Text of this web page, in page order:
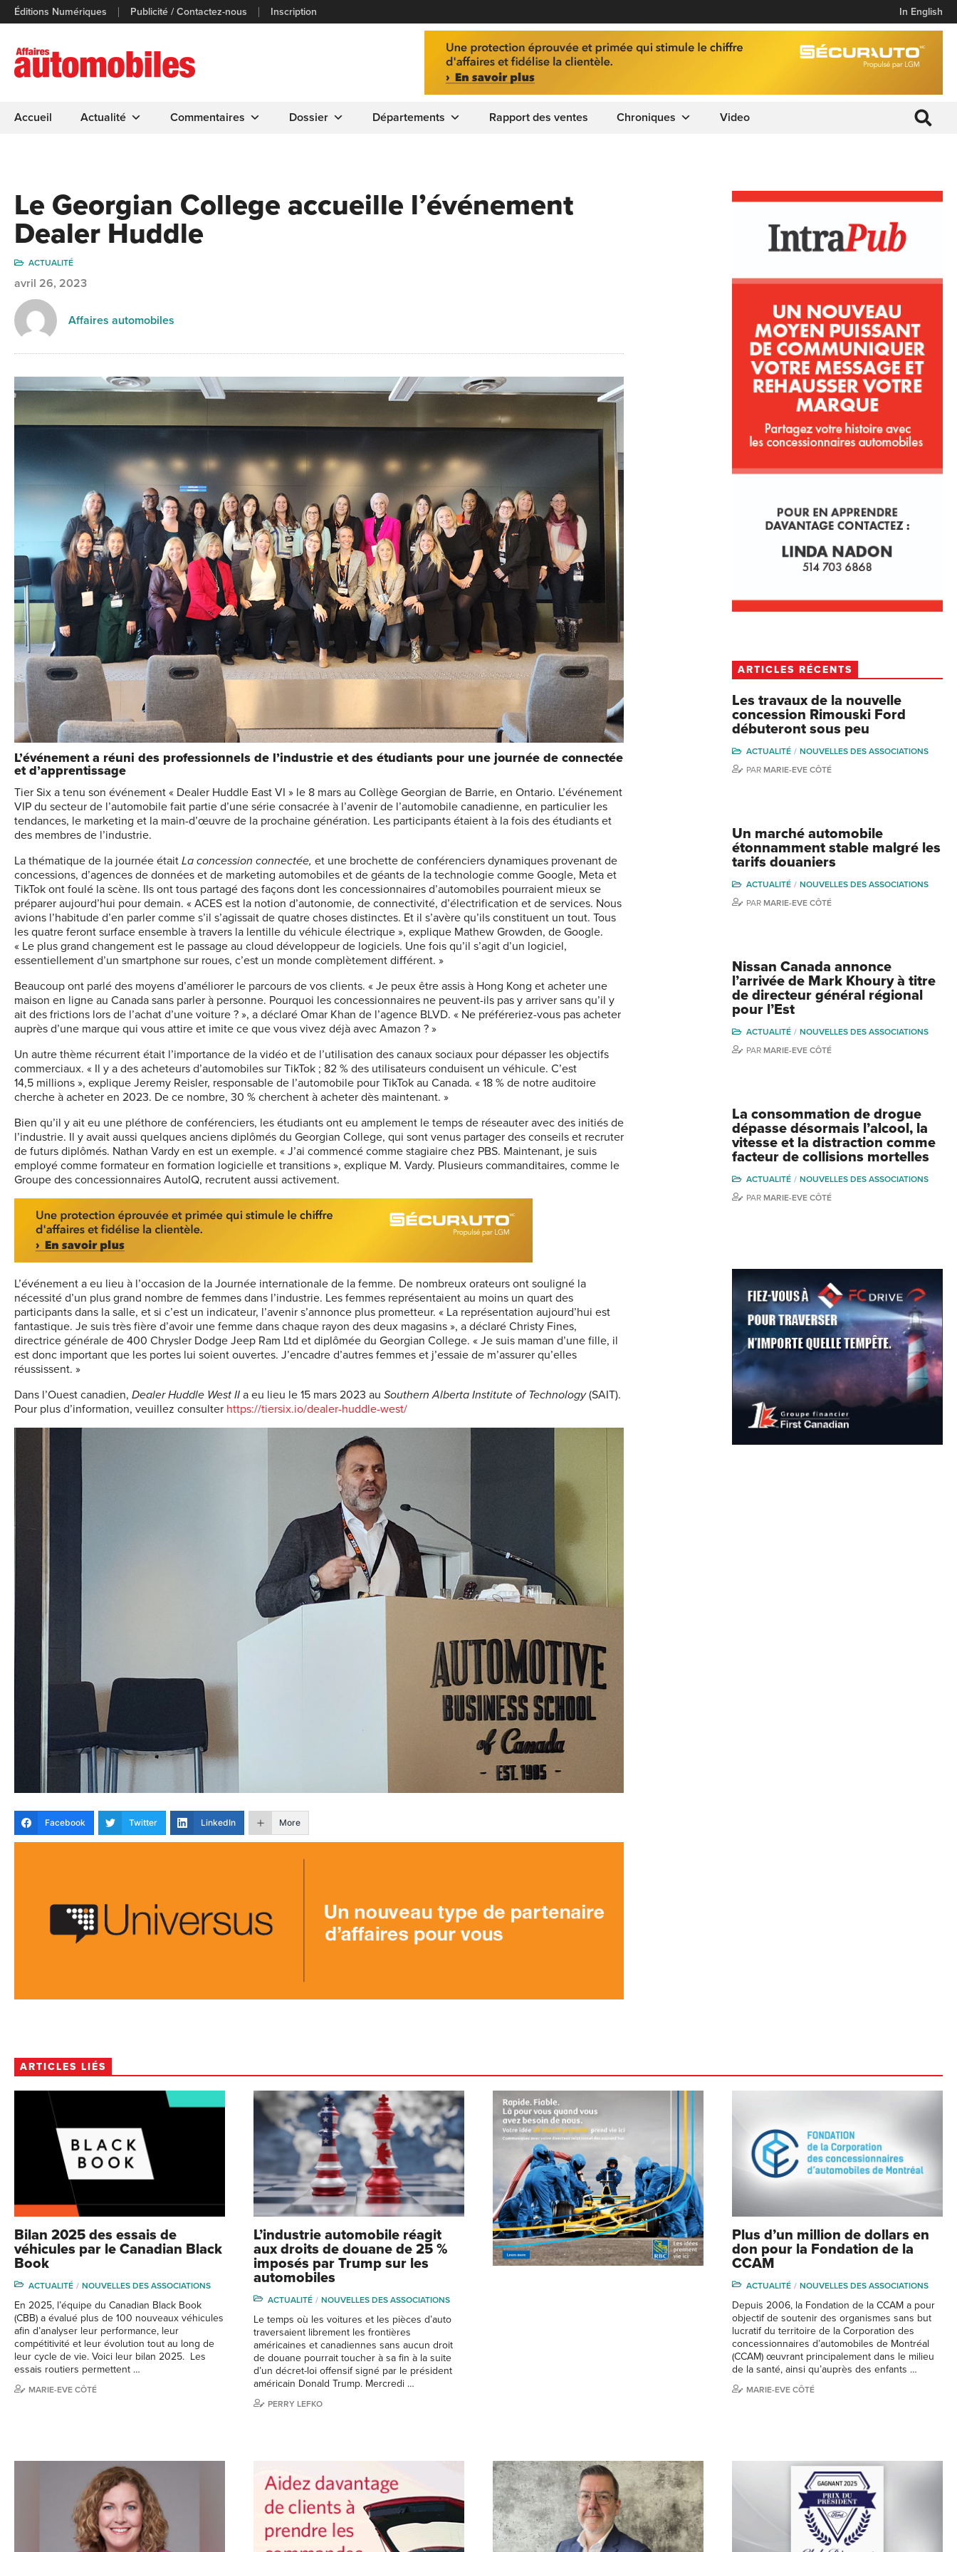
Éditions Numériques Publicité / Contactez-nous Inscription In English
Accueil Actualité Commentaires Dossier Départements Rapport des ventes Chroniques Video
Le Georgian College accueille l’événement
Dealer Huddle
ACTUALITÉ
avril 26, 2023
Affaires automobiles
L’événement a réuni des professionnels de l’industrie et des étudiants pour une journée de connectée
et d’apprentissage
Tier Six a tenu son événement « Dealer Huddle East VI » le 8 mars au Collège Georgian de Barrie, en Ontario. L’événement
VIP du secteur de l’automobile fait partie d’une série consacrée à l’avenir de l’automobile canadienne, en particulier les
tendances, le marketing et la main-d’œuvre de la prochaine génération. Les participants étaient à la fois des étudiants et
des membres de l’industrie.
La thématique de la journée était La concession connectée, et une brochette de conférenciers dynamiques provenant de
concessions, d’agences de données et de marketing automobiles et de géants de la technologie comme Google, Meta et
TikTok ont foulé la scène. Ils ont tous partagé des façons dont les concessionnaires d’automobiles pourraient mieux se
préparer aujourd’hui pour demain. « ACES est la notion d’autonomie, de connectivité, d’électrification et de services. Nous
avions l’habitude d’en parler comme s’il s’agissait de quatre choses distinctes. Et il s’avère qu’ils constituent un tout. Tous
les quatre feront surface ensemble à travers la lentille du véhicule électrique », explique Mathew Growden, de Google.
« Le plus grand changement est le passage au cloud développeur de logiciels. Une fois qu’il s’agit d’un logiciel,
essentiellement d’un smartphone sur roues, c’est un monde complètement différent. »
Beaucoup ont parlé des moyens d’améliorer le parcours de vos clients. « Je peux être assis à Hong Kong et acheter une
maison en ligne au Canada sans parler à personne. Pourquoi les concessionnaires ne peuvent-ils pas y arriver sans qu’il y
ait des frictions lors de l’achat d’une voiture ? », a déclaré Omar Khan de l’agence BLVD. « Ne préféreriez-vous pas acheter
auprès d’une marque qui vous attire et imite ce que vous vivez déjà avec Amazon ? »
Un autre thème récurrent était l’importance de la vidéo et de l’utilisation des canaux sociaux pour dépasser les objectifs
commerciaux. « Il y a des acheteurs d’automobiles sur TikTok ; 82 % des utilisateurs conduisent un véhicule. C’est
14,5 millions », explique Jeremy Reisler, responsable de l’automobile pour TikTok au Canada. « 18 % de notre auditoire
cherche à acheter en 2023. De ce nombre, 30 % cherchent à acheter dès maintenant. »
Bien qu’il y ait eu une pléthore de conférenciers, les étudiants ont eu amplement le temps de réseauter avec des initiés de
l’industrie. Il y avait aussi quelques anciens diplômés du Georgian College, qui sont venus partager des conseils et recruter
de futurs diplômés. Nathan Vardy en est un exemple. « J’ai commencé comme stagiaire chez PBS. Maintenant, je suis
employé comme formateur en formation logicielle et transitions », explique M. Vardy. Plusieurs commanditaires, comme le
Groupe des concessionnaires AutoIQ, recrutent aussi activement.
L’événement a eu lieu à l’occasion de la Journée internationale de la femme. De nombreux orateurs ont souligné la
nécessité d’un plus grand nombre de femmes dans l’industrie. Les femmes représentaient au moins un quart des
participants dans la salle, et si c’est un indicateur, l’avenir s’annonce plus prometteur. « La représentation aujourd’hui est
fantastique. Je suis très fière d’avoir une femme dans chaque rayon des deux magasins », a déclaré Christy Fines,
directrice générale de 400 Chrysler Dodge Jeep Ram Ltd et diplômée du Georgian College. « Je suis maman d’une fille, il
est donc important que les portes lui soient ouvertes. J’encadre d’autres femmes et j’essaie de m’assurer qu’elles
réussissent. »
Dans l’Ouest canadien, Dealer Huddle West II a eu lieu le 15 mars 2023 au Southern Alberta Institute of Technology(SAIT).
Pour plus d’information, veuillez consulter https://tiersix.io/dealer-huddle-west/
Facebook Twitter LinkedIn More
ARTICLES RÉCENTS
Les travaux de la nouvelle
concession Rimouski Ford
débuteront sous peu
ACTUALITÉ
NOUVELLES DES ASSOCIATIONS
PAR MARIE-EVE CÔTÉ
Un marché automobile
étonnamment stable malgré les
tarifs douaniers
ACTUALITÉ
NOUVELLES DES ASSOCIATIONS
PAR MARIE-EVE CÔTÉ
Nissan Canada annonce
l’arrivée de Mark Khoury à titre
de directeur général régional
pour l’Est
ACTUALITÉ
NOUVELLES DES ASSOCIATIONS
PAR MARIE-EVE CÔTÉ
La consommation de drogue
dépasse désormais l’alcool, la
vitesse et la distraction comme
facteur de collisions mortelles
ACTUALITÉ
NOUVELLES DES ASSOCIATIONS
PAR MARIE-EVE CÔTÉ
ARTICLES LIÉS
Bilan 2025 des essais de
véhicules par le Canadian Black
Book
ACTUALITÉ NOUVELLES DES ASSOCIATIONS
En 2025, l’équipe du Canadian Black Book
(CBB) a évalué plus de 100 nouveaux véhicules
afin d’analyser leur performance, leur
compétitivité et leur évolution tout au long de
leur cycle de vie. Voici leur bilan 2025. Les
essais routiers permettent …
MARIE-EVE CÔTÉ
L’industrie automobile réagit
aux droits de douane de 25 %
imposés par Trump sur les
automobiles
ACTUALITÉ NOUVELLES DES ASSOCIATIONS
Le temps où les voitures et les pièces d’auto
traversaient librement les frontières
américaines et canadiennes sans aucun droit
de douane pourrait toucher à sa fin à la suite
d’un décret-loi offensif signé par le président
américain Donald Trump. Mercredi …
PERRY LEFKO
Plus d’un million de dollars en
don pour la Fondation de la
CCAM
ACTUALITÉ NOUVELLES DES ASSOCIATIONS
Depuis 2006, la Fondation de la CCAM a pour
objectif de soutenir des organismes sans but
lucratif du territoire de la Corporation des
concessionnaires d’automobiles de Montréal
(CCAM) œuvrant principalement dans le milieu
de la santé, ainsi qu’auprès des enfants …
MARIE-EVE CÔTÉ